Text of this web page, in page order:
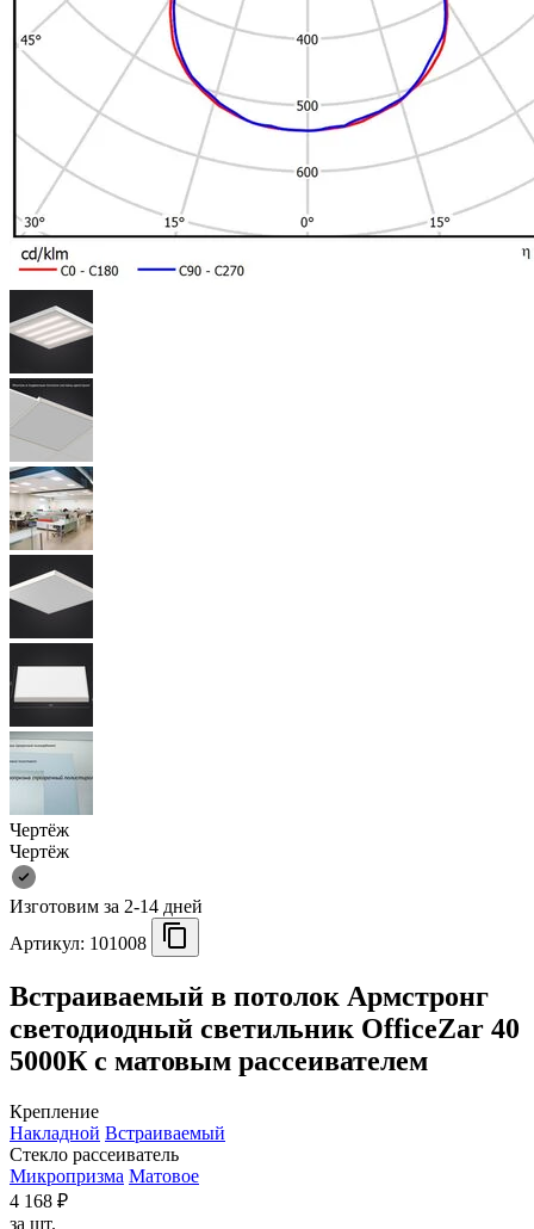
Чертёж
Чертёж
Изготовим за 2-14 дней
Артикул: 101008
Встраиваемый в потолок Армстронг
светодиодный светильник OfficeZar 40
5000К с матовым рассеивателем
Крепление
Накладной Встраиваемый
Стекло рассеиватель
Микропризма Матовое
4 168 ₽
за шт.